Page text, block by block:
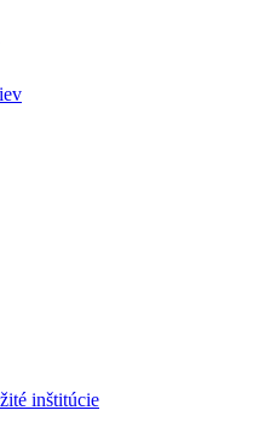
inštitúcie